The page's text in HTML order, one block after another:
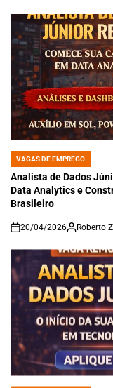
POSTED
IN
VAGAS DE EMPREGO
Analista de Dados
Data Analytics e
Brasileiro
on
20/04/2026 Roberto